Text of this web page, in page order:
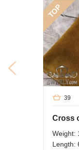
TOP
39
Cross
Weight:
Length: